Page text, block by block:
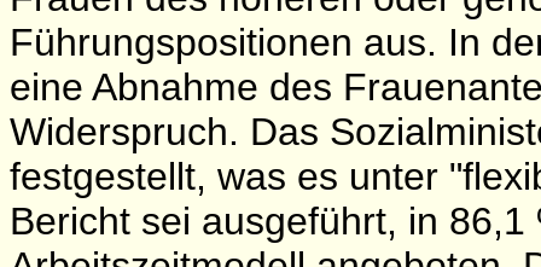
Führungspositionen aus. In
eine Abnahme des
Widerspruch. Das
festgestellt, was es unter
Bericht sei ausgeführt, in